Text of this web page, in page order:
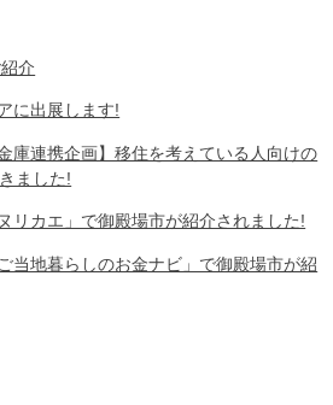
介
に出展します!
庫連携企画】移住を考えている人向けの
ました!
リカエ」で御殿場市が紹介されました!
当地暮らしのお金ナビ」で御殿場市が紹